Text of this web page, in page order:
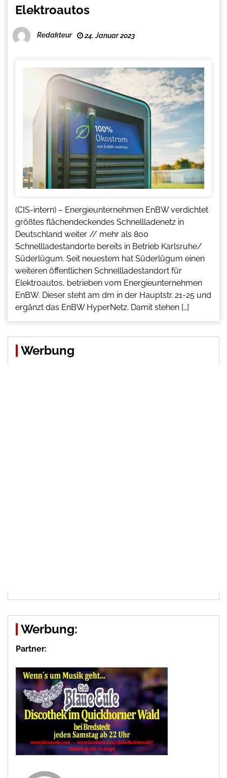
Elektroautos
Redakteur 24. Januar 2023
(CIS-intern) – Energieunternehmen EnBW verdichtet
größtes flächendeckendes Schnellladenetz in
Deutschland weiter // mehr als 800
Schnellladestandorte bereits in Betrieb Karlsruhe/
Süderlügum. Seit neuestem hat Süderlügum einen
weiteren öffentlichen Schnellladestandort für
Elektroautos, betrieben vom Energieunternehmen
EnBW. Dieser steht am dm in der Hauptstr. 21-25 und
ergänzt das EnBW HyperNetz. Damit stehen […]
Werbung
Werbung:
Partner: